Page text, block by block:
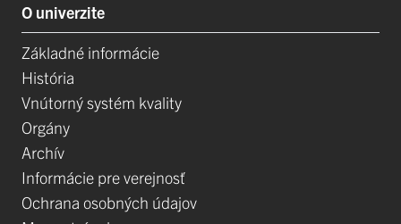
O univerzite
Základné informácie
História
Vnútorný systém kvality
Orgány
Archív
Informácie pre verejnosť
Ochrana osobných údajov